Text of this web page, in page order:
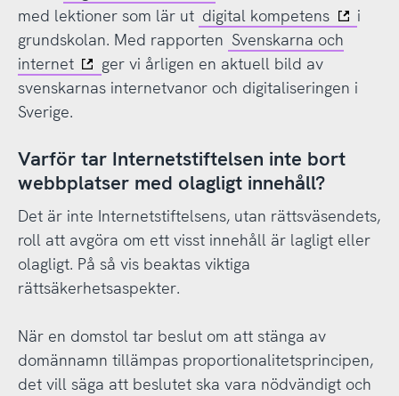
med lektioner som lär ut digital kompetens
i
grundskolan. Med rapporten Svenskarna och
internet
ger vi årligen en aktuell bild av
svenskarnas internetvanor och digitaliseringen i
Sverige.
Varför tar Internetstiftelsen inte bort
webbplatser med olagligt innehåll?
Det är inte Internetstiftelsens, utan rättsväsendets,
roll att avgöra om ett visst innehåll är lagligt eller
olagligt. På så vis beaktas viktiga
rättsäkerhetsaspekter.
När en domstol tar beslut om att stänga av
domännamn tillämpas proportionalitetsprincipen,
det vill säga att beslutet ska vara nödvändigt och